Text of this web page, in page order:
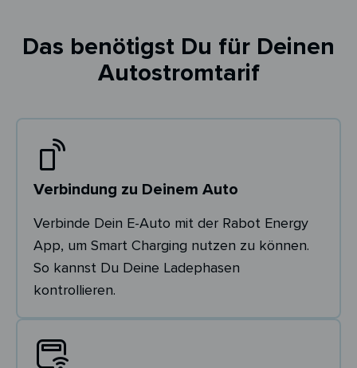
Das benötigst Du für Deinen
Autostromtarif
Verbindung zu Deinem Auto
Verbinde Dein E-Auto mit der Rabot Energy
App, um Smart Charging nutzen zu können.
So kannst Du Deine Ladephasen
kontrollieren.